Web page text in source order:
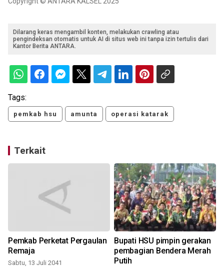
Dilarang keras mengambil konten, melakukan crawling atau
pengindeksan otomatis untuk AI di situs web ini tanpa izin tertulis dari
Kantor Berita ANTARA.
Tags:
pemkab hsu amunta operasi katarak
Terkait
Pemkab Perketat Pergaulan
Remaja
Sabtu, 13 Juli 2041
Bupati HSU pimpin gerakan
pembagian Bendera Merah
Putih